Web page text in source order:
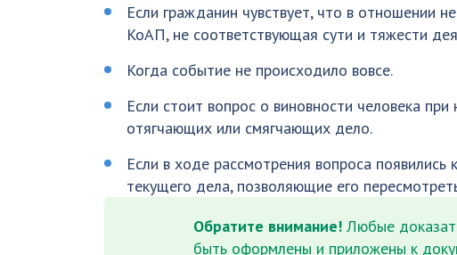
Если гражданин чувствует, что в отношении
КоАП, не соответствующая сути и тяжести
Когда событие не происходило вовсе.
Если стоит вопрос о виновности человека
отягчающих или смягчающих дело.
Если в ходе рассмотрения вопроса
текущего дела, позволяющие его
Обратите внимание! Любые
быть оформлены и приложены к